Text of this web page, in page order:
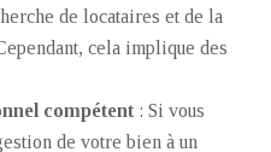
de locataires et de la
cela implique des
compétent : Si vous
de votre bien à un